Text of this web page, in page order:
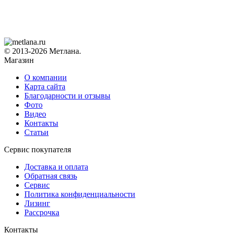
© 2013-2026 Метлана.
Магазин
О компании
Карта сайта
Благодарности и отзывы
Фото
Видео
Контакты
Статьи
Сервис покупателя
Доставка и оплата
Обратная связь
Сервис
Политика конфиденциальности
Лизинг
Рассрочка
Контакты